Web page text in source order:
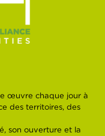
œuvre chaque jour à
des territoires, des
son ouverture et la